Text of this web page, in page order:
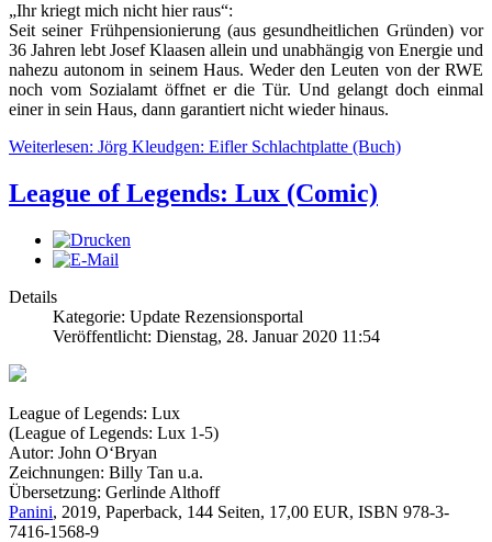
„Ihr kriegt mich nicht hier raus“:
Seit seiner Frühpensionierung (aus gesundheitlichen Gründen) vor
36 Jahren lebt Josef Klaasen allein und unabhängig von Energie und
nahezu autonom in seinem Haus. Weder den Leuten von der RWE
noch vom Sozialamt öffnet er die Tür. Und gelangt doch einmal
einer in sein Haus, dann garantiert nicht wieder hinaus.
Weiterlesen: Jörg Kleudgen: Eifler Schlachtplatte (Buch)
League of Legends: Lux (Comic)
Details
Kategorie: Update Rezensionsportal
Veröffentlicht: Dienstag, 28. Januar 2020 11:54
League of Legends: Lux
(League of Legends: Lux 1-5)
Autor: John O‘Bryan
Zeichnungen: Billy Tan u.a.
Übersetzung: Gerlinde Althoff
Panini, 2019, Paperback, 144 Seiten, 17,00 EUR, ISBN 978-3-
7416-1568-9